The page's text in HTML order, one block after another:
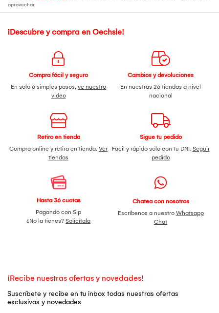
aprovechar.
¡Descubre y compra en Oechsle!
Compra fácil y seguro
En solo 6 simples pasos, ve nuestro
video
Cambios y devoluciones
En nuestras 26 tiendas a nivel
nacional
Retiro en tienda
Compra online y retira en tienda. Ver
tiendas
Sigue tu pedido
Fácil y rápido sólo con tu DNI. Seguir
pedido
Hasta 36 cuotas
Pagando con Sip
¿No la tienes? Solicítala
Chatea con nosotros
Escríbenos a nuestro Whatsapp
Chat
¡Recibe nuestras ofertas y novedades!
Suscríbete y recibe en tu inbox todas nuestras ofertas
exclusivas y novedades